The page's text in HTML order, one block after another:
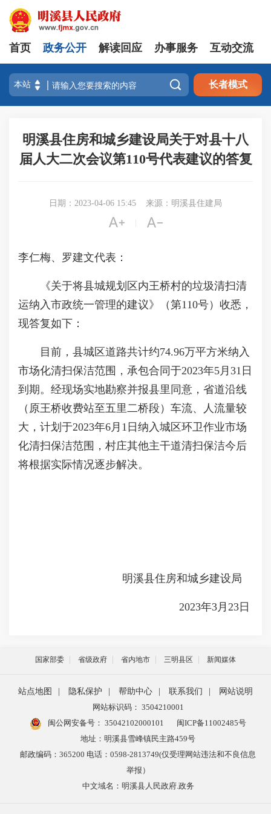
首页 政务公开 解读回应 办事服务 互动交流
 长者模式
明溪县住房和城乡建设局关于对县十八
届人大二次会议第110号代表建议的答复
日期：2023-04-06 15:45 来源：明溪县住建局
 
李仁梅、罗建文代表：
《关于将县城规划区内王桥村的垃圾清扫清
运纳入市政统一管理的建议》（第110号）收悉，
现答复如下：
目前，县城区道路共计约74.96万平方米纳入
市场化清扫保洁范围，承包合同于2023年5月31日
到期。经现场实地勘察并报县里同意，省道沿线
（原王桥收费站至五里二桥段）车流、人流量较
大，计划于2023年6月1日纳入城区环卫作业市场
化清扫保洁范围，村庄其他主干道清扫保洁今后
将根据实际情况逐步解决。
明溪县住房和城乡建设局
2023年3月23日
国家部委 省级政府 省内地市 三明县区 新闻媒体
站点地图 隐私保护 帮助中心 联系我们
网站说明
网站标识码： 3504210001
闽公网安备号： 35042102000101
闽ICP备11002485号
地址：明溪县雪峰镇民主路459号
邮政编码：365200 电话：0598-2813749(仅受理网站违法和不良信息
举报）
中文域名：明溪县人民政府.政务